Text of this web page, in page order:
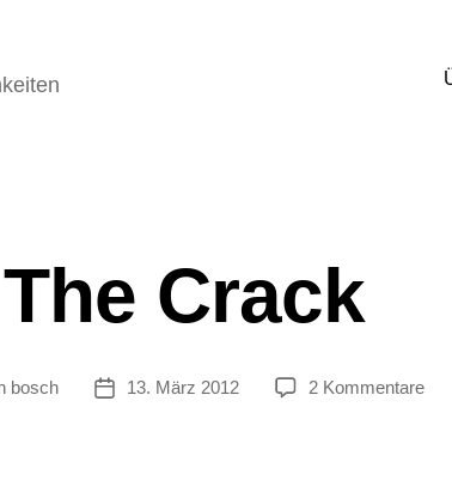
The Crack
bosch Veröffentlichungsdatum
13. März 2012 2 Kommentarezu